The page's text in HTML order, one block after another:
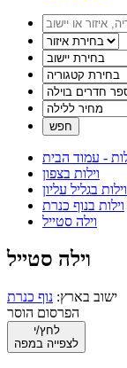
- עמוד הבית
וילות בצפון
וילות בגליל עליון
וילות בנוף כנרת
וילה סטייל
וילה סטייל
ישוב בארץ: נוף כנרת
הפרסום הוסר
לחץ/י
לצפייה במפה